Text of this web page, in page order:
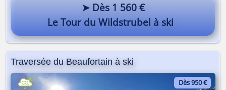
➤ Dès 1 560 €
Le Tour du Wildstrubel à ski
Traversée du Beaufortain à ski
Dès 950 €